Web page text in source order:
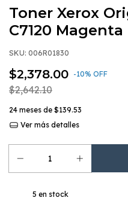
Toner Xerox
C7120 Magenta
SKU: 006R01830
$2,378.00 -10% OFF
$2,642.10
24 meses de $139.53
Ver más detalles
5 en stock